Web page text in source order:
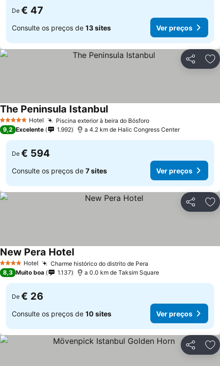
De € 47
Consulte os preços de 13 sites Ver preços
Partilhar
5 Estrelas Hotel Piscina exterior à beira do BósforoVer preços
The Peninsula IstanbulVer preços
9,2 Excelente 1.992 a 4.2 km de Halic Congress Center
De € 594
Consulte os preços de 7 sites Ver preços
Partilhar
4 EstrelasHotel Charme histórico do distrito de Pera
New Pera HotelVer preços
8,3 Muito boa 1.137 a 0.0 km de Taksim Square
De € 26
Consulte os preços de 10 sites Ver preços
Partilhar